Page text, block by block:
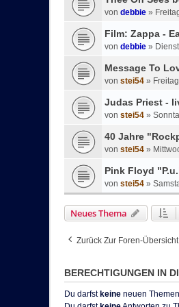
von debbie »
Film: Zappa -
von debbie »
Message To
von stei54 »
Judas Priest -
von stei54 »
40 Jahre
von stei54 »
Pink Floyd
von stei54 »
Neues Thema
Zurück Zur Foren-Übersicht
BERECHTIGUNGEN IN
Du darfst keine neuen